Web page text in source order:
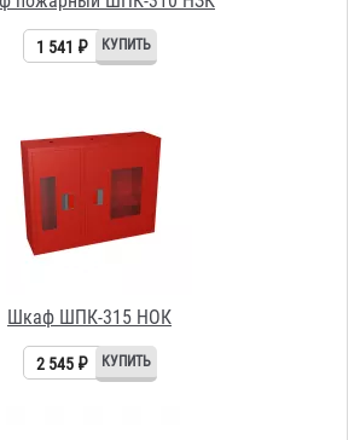
Шкаф ШПК-315 НОК
2 545 ₽